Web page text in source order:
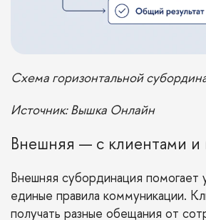
Схема горизонтальной
Источник: Вышка Онлайн
Внешняя — с клиентами и
Внешняя субординация помогает
единые правила коммуникации.
получать разные обещания от